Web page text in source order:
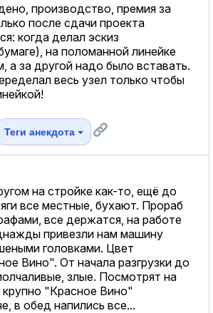
производство, премия за
после сдачи проекта
когда делал эскиз
на поломанной линейке
а за другой надо было вставать.
весь узел только чтобы
Теги анекдота
на стройке как-то, ещё до
все местные, бухают. Прораб
все держатся, на работе
привезли нам машину
головками. Цвет
Вино". От начала разгрузки до
злые. Посмотрят на
крупно "Красное Вино"
в обед напились все...